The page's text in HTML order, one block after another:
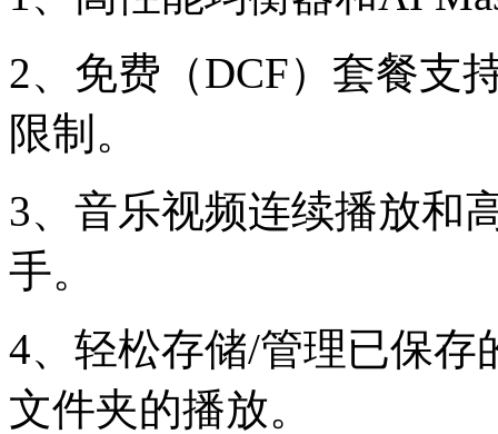
2、免费（DCF）套餐支
限制。
3、音乐视频连续播放和
手。
4、轻松存储/管理已保存
文件夹的播放。